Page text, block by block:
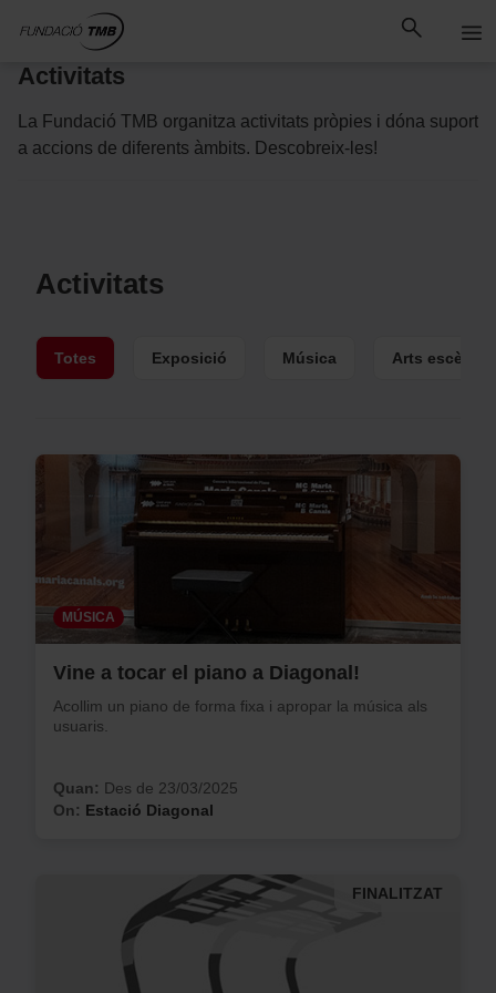
Salta al contingut principal
al
Activitats
La Fundació TMB organitza activitats pròpies i dóna suport
a accions de diferents àmbits. Descobreix-les!
Activitats
Totes Exposició Música Arts
MÚSICA
Vine a tocar el piano a Diagonal!
Acollim un piano de forma fixa i apropar la música als
usuaris.
Quan: Des de 23/03/2025
On: Estació Diagonal
FINALITZAT